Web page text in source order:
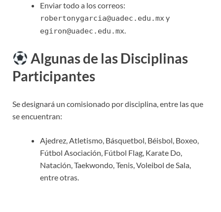
Enviar todo a los correos:
robertonygarcia@uadec.edu.mxy
egiron@uadec.edu.mx.
Algunas de las Disciplinas
Participantes
Se designará un comisionado por disciplina , entre las que
se encuentran:
Ajedrez, Atletismo, Básquetbol, Béisbol, Boxeo,
Fútbol Asociación, Fútbol Flag, Karate Do,
Natación, Taekwondo, Tenis, Voleibol de Sala,
entre otras